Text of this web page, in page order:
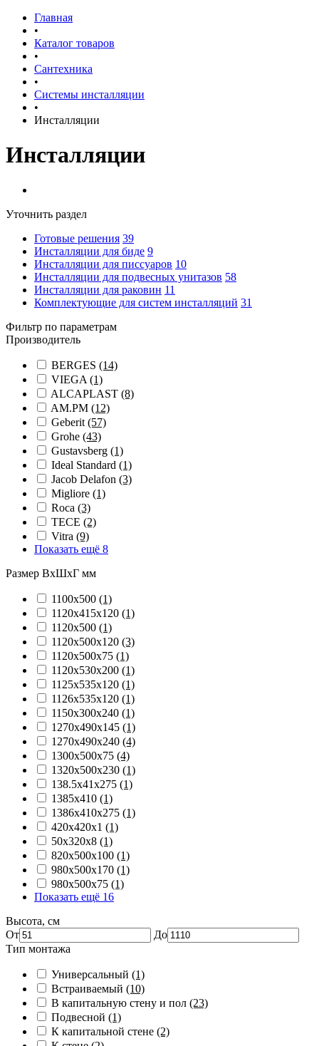
Главная
•
Каталог товаров
•
Сантехника
•
Системы инсталляции
•
Инсталляции
Инсталляции
Уточнить раздел
Готовые решения 39
Инсталляции для биде 9
Инсталляции для писсуаров 10
Инсталляции для подвесных унитазов 58
Инсталляции для раковин 11
Комплектующие для систем инсталляций 31
Фильтр по параметрам
Производитель
BERGES (14)
VIEGA (1)
ALCAPLAST (8)
AM.PM (12)
Geberit (57)
Grohe (43)
Gustavsberg (1)
Ideal Standard (1)
Jacob Delafon (3)
Migliore (1)
Roca (3)
TECE (2)
Vitra (9)
Показать ещё 8
Размер ВхШхГ мм
1100х500 (1)
1120х415х120 (1)
1120х500 (1)
1120х500х120 (3)
1120х500х75 (1)
1120х530х200 (1)
1125х535х120 (1)
1126х535х120 (1)
1150х300х240 (1)
1270х490х145 (1)
1270х490х240 (4)
1300х500х75 (4)
1320х500х230 (1)
138.5х41х275 (1)
1385х410 (1)
1386х410х275 (1)
420х420х1 (1)
50х320х8 (1)
820х500х100 (1)
980х500х170 (1)
980х500х75 (1)
Показать ещё 16
Высота, см
От
До
Тип монтажа
Универсальный (1)
Встраиваемый (10)
В капитальную стену и пол (23)
Подвесной (1)
К капитальной стене (2)